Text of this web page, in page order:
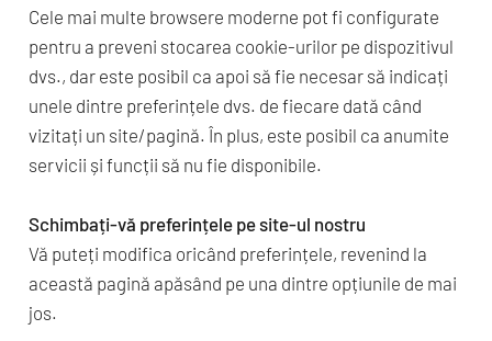
Cele mai multe browsere moderne pot fi configurate
pentru a preveni stocarea cookie-urilor pe dispozitivul
dvs., dar este posibil ca apoi să fie necesar să indicați
unele dintre preferințele dvs. de fiecare dată când
vizitați un site/pagină. În plus, este posibil ca anumite
servicii și funcții să nu fie disponibile.
Schimbați-vă preferințele pe site-ul nostru
Vă puteți modifica oricând preferințele, revenind la
această pagină apăsând pe una dintre opțiunile de mai
jos.